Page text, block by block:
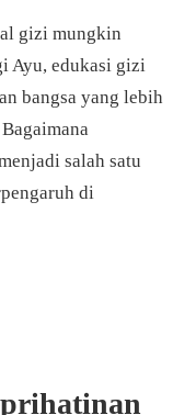
gizi mungkin
Ayu, edukasi gizi
bangsa yang lebih
salah satu
di